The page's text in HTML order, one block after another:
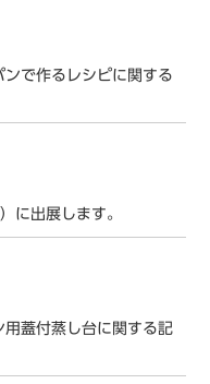
で作るレシピに関する
に出展します。
蓋付蒸し台に関する記